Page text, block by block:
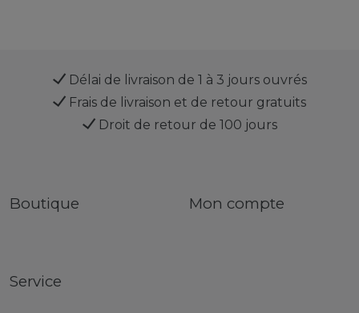
Délai de livraison de 1 à 3 jours ouvrés
Frais de livraison et de retour gratuits
Droit de retour de 100 jours
Boutique Mon compte
Service